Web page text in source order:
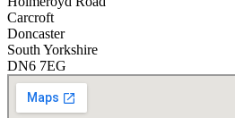
Carcroft
Doncaster
South Yorkshire
DN6 7EG